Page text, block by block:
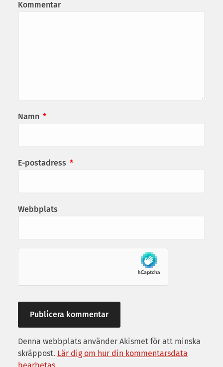
Kommentar
Namn *
E-postadress *
Webbplats
Denna webbplats använder Akismet för att minska
skräppost. Lär dig om hur din kommentarsdata